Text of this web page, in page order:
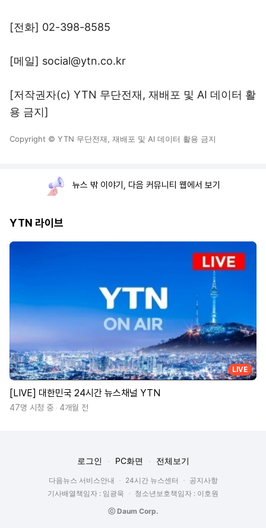
[전화] 02-398-8585
[메일] social@ytn.co.kr
[저작권자(c) YTN 무단전재, 재배포 및 AI 데이터 활
용 금지]
Copyright © YTN 무단전재, 재배포 및 AI 데이터 활용 금지
뉴스 밖 이야기, 다음 커뮤니티 웹에서 보기
YTN 라이브
LIVE
[LIVE] 대한민국 24시간 뉴스채널 YTN
47명 시청 중 4개월 전
로그인 PC화면 전체보기
다음뉴스 서비스안내 24시간 뉴스센터
공지사항
기사배열책임자 : 임광욱
청소년보호책임자 : 이호원
ⓒ Daum Corp.